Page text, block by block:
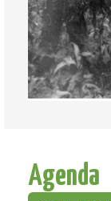
Agenda